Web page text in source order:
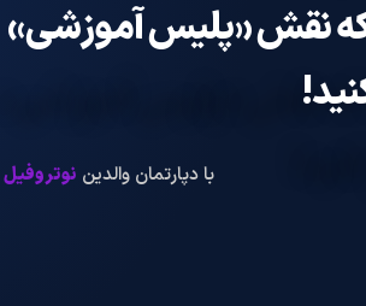
نقش «پلیس آموزشی»
با دپارتمان والدین نوتروفیل